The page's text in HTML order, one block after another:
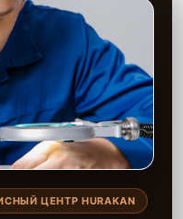
ЦЕНТР HURAKAN